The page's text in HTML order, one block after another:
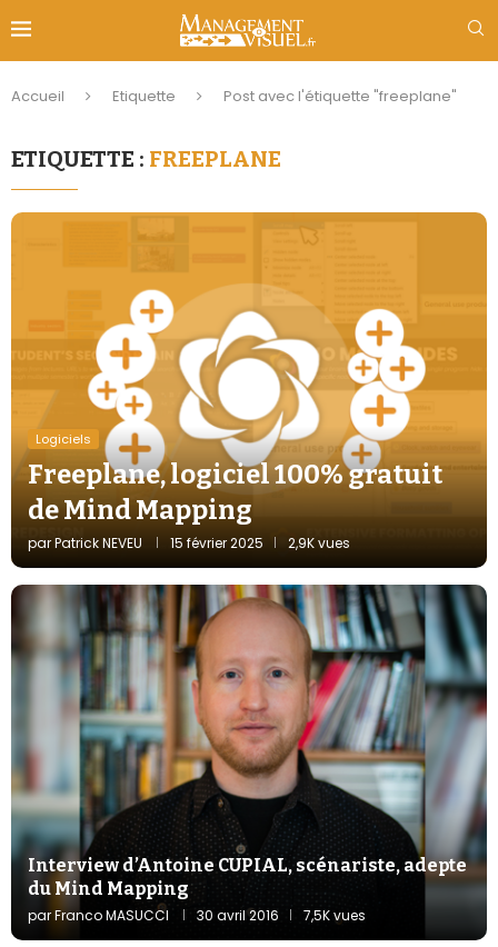
Accueil Etiquette Post avec l'étiquette "freeplane"
ETIQUETTE : FREEPLANE
Logiciels
Freeplane, logiciel 100% gratuit
de Mind Mapping
parPatrick NEVEU 15 février 2025 2,9K vues
Interview d’Antoine CUPIAL, scénariste, adepte
du Mind Mapping
parFranco MASUCCI 30 avril 2016 7,5K vues